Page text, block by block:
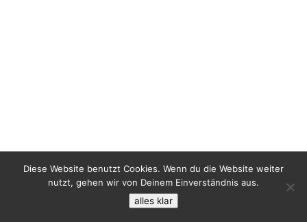
Diese Website benutzt Cookies. Wenn du die Website weiter
nutzt, gehen wir von Deinem Einverständnis aus.
alles klar